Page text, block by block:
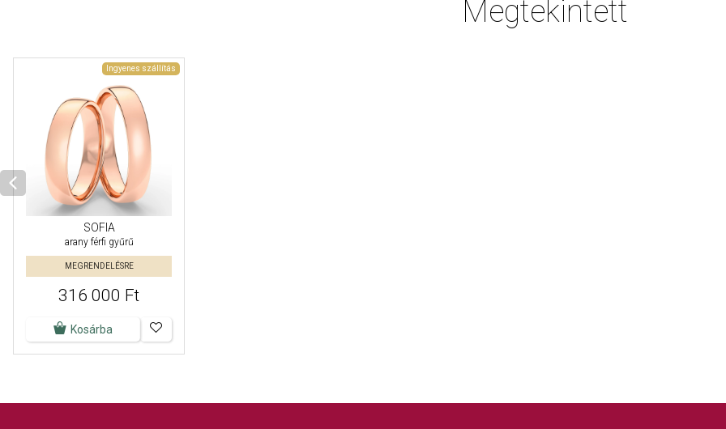
Megtekintett
Ingyenes szállítás
SOFIA
arany férfi gyűrű
MEGRENDELÉSRE
316 000 Ft
Kosárba